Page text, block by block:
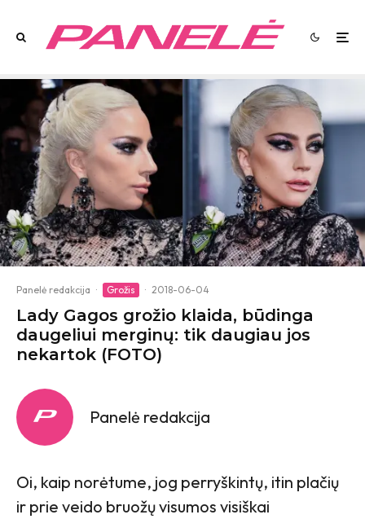
Panelė redakcija · Grožis · 2018-06-04
Lady Gagos grožio klaida, būdinga
daugeliui merginų: tik daugiau jos
nekartok (FOTO)
Panelė redakcija
Oi, kaip norėtume, jog perryškintų, itin plačių
ir prie veido bruožų visumos visiškai